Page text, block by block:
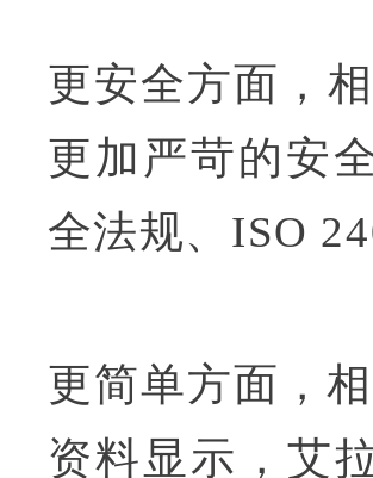
更安全方面，
更加严苛的安
全法规、ISO
更简单方面，
资料显示，艾